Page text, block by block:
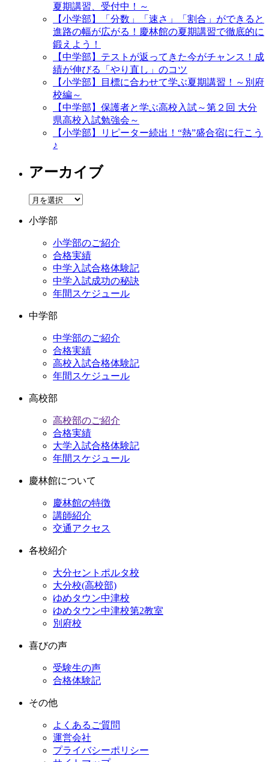
夏期講習、受付中！～
【小学部】「分数」「速さ」「割合」ができると
進路の幅が広がる！慶林館の夏期講習で徹底的に
鍛えよう！
【中学部】テストが返ってきた今がチャンス！成
績が伸びる「やり直し」のコツ
【小学部】目標に合わせて学ぶ夏期講習！～別府
校編～
【中学部】保護者と学ぶ高校入試～第２回 大分
県高校入試勉強会～
【小学部】リピーター続出！“熱”盛合宿に行こう
♪
アーカイブ
ア
カ
小学部
小学部のご紹介
合格実績
中学入試合格体験記
中学入試成功の秘訣
年間スケジュール
中学部
中学部のご紹介
合格実績
高校入試合格体験記
年間スケジュール
高校部
高校部のご紹介
合格実績
大学入試合格体験記
年間スケジュール
慶林館について
慶林館の特徴
講師紹介
交通アクセス
各校紹介
大分セントポルタ校
大分校(高校部)
ゆめタウン中津校
ゆめタウン中津校第2教室
別府校
喜びの声
受験生の声
合格体験記
その他
よくあるご質問
運営会社
プライバシーポリシー